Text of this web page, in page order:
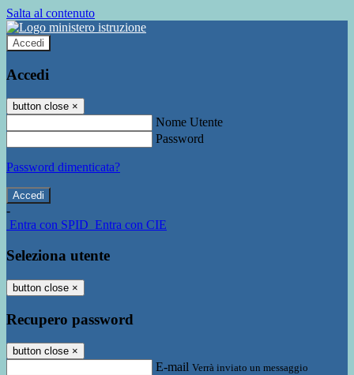
Salta al contenuto
Accedi
Accedi
button close ×
Nome Utente
Password
Password dimenticata?
-
Entra con SPID Entra con CIE
Seleziona utente
button close ×
Recupero password
button close ×
E-mail Verrà inviato un messaggio